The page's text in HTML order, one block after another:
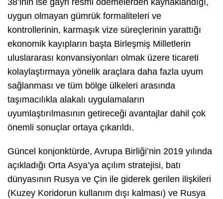
38’inin ise gayri resmi ödemelerden kaynaklandığı,
uygun olmayan gümrük formaliteleri ve
kontrollerinin, karmaşık vize süreçlerinin yarattığı
ekonomik kayıpların başta Birleşmiş Milletlerin
uluslararası konvansiyonları olmak üzere ticareti
kolaylaştırmaya yönelik araçlara daha fazla uyum
sağlanması ve tüm bölge ülkeleri arasında
taşımacılıkla alakalı uygulamaların
uyumlaştırılmasının getireceği avantajlar dahil çok
önemli sonuçlar ortaya çıkarıldı.
Güncel konjonktürde, Avrupa Birliği’nin 2019 yılında
açıkladığı Orta Asya’ya açılım stratejisi, batı
dünyasının Rusya ve Çin ile giderek gerilen ilişkileri
(Kuzey Koridorun kullanım dışı kalması) ve Rusya